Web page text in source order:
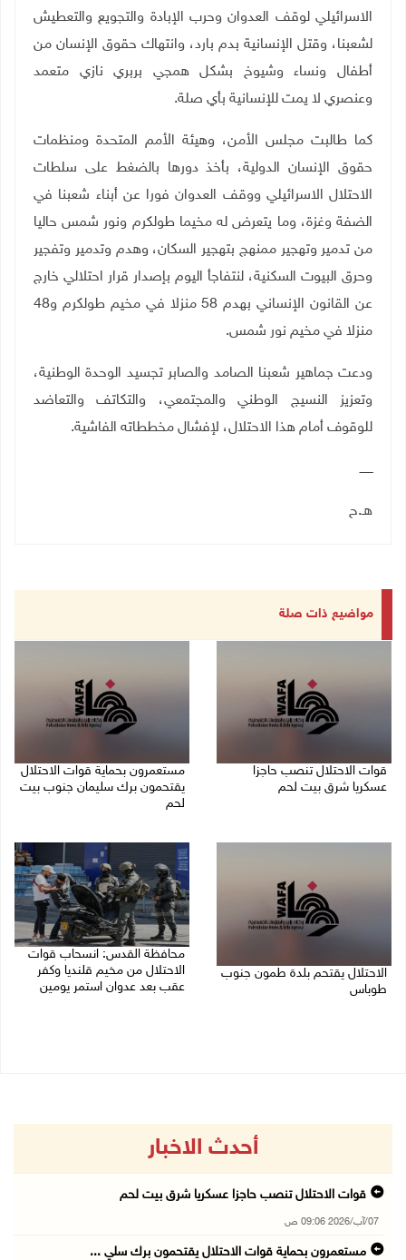
الاسرائيلي لوقف العدوان وحرب الإبادة والتجويع والتعطيش
لشعبنا، وقتل الإنسانية بدم بارد، وانتهاك حقوق الإنسان من
أطفال ونساء وشيوخ بشكل همجي بربري نازي متعمد
وعنصري لا يمت للإنسانية بأي صلة.
كما طالبت مجلس الأمن، وهيئة الأمم المتحدة ومنظمات
حقوق الإنسان الدولية، بأخذ دورها بالضغط على سلطات
الاحتلال الاسرائيلي ووقف العدوان فورا عن أبناء شعبنا في
الضفة وغزة، وما يتعرض له مخيما طولكرم ونور شمس حاليا
من تدمير وتهجير ممنهج بتهجير السكان، وهدم وتدمير وتفجير
وحرق البيوت السكنية، لنتفاجأ اليوم بإصدار قرار احتلالي خارج
عن القانون الإنساني بهدم 58 منزلا في مخيم طولكرم و48
منزلا في مخيم نور شمس.
ودعت جماهير شعبنا الصامد والصابر تجسيد الوحدة الوطنية،
وتعزيز النسيج الوطني والمجتمعي، والتكاتف والتعاضد
للوقوف أمام هذا الاحتلال، لإفشال مخططاته الفاشية.
ـــــــ
هـ.ح
مواضيع ذات صلة
قوات الاحتلال تنصب حاجزا
عسكريا شرق بيت لحم
مستعمرون بحماية قوات الاحتلال
يقتحمون برك سليمان جنوب بيت
لحم
الاحتلال يقتحم بلدة طمون جنوب
طوباس
محافظة القدس: انسحاب قوات
الاحتلال من مخيم قلنديا وكفر
عقب بعد عدوان استمر يومين
أحدث الاخبار
قوات الاحتلال تنصب حاجزا عسكريا شرق بيت لحم
07/آب/2026 09:06 ص
مستعمرون بحماية قوات الاحتلال يقتحمون برك سلي ...